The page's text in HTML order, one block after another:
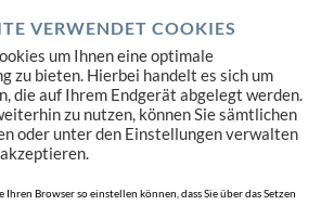
VERWENDET COOKIES
um Ihnen eine optimale
zu bieten. Hierbei handelt es sich um
die auf Ihrem Endgerät abgelegt werden.
zu nutzen, können Sie sämtlichen
oder unter den Einstellungen verwalten
Ihren Browser so einstellen können, dass Sie über das Setzen